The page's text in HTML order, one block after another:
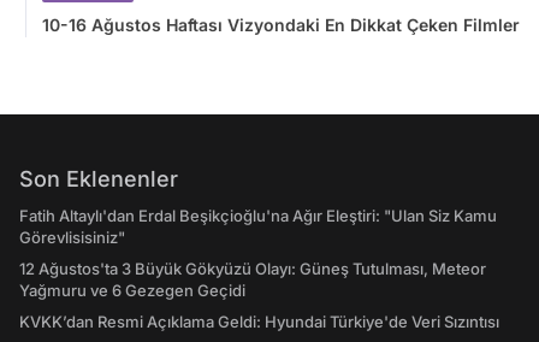
10-16 Ağustos Haftası Vizyondaki En Dikkat Çeken Filmler
Son Eklenenler
Fatih Altaylı'dan Erdal Beşikçioğlu'na Ağır Eleştiri: "Ulan Siz Kamu
Görevlisisiniz"
12 Ağustos'ta 3 Büyük Gökyüzü Olayı: Güneş Tutulması, Meteor
Yağmuru ve 6 Gezegen Geçidi
KVKK’dan Resmi Açıklama Geldi: Hyundai Türkiye'de Veri Sızıntısı